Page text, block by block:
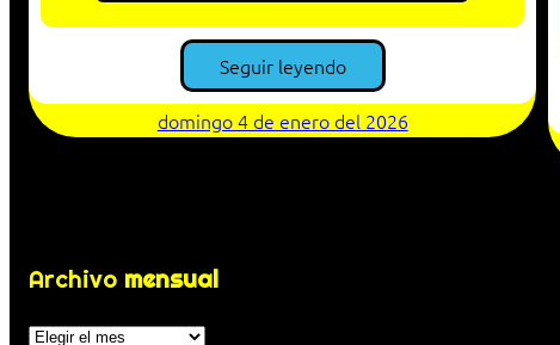
Seguir leyendo
domingo 4 de enero del 2026
Archivo mensual
Archivos